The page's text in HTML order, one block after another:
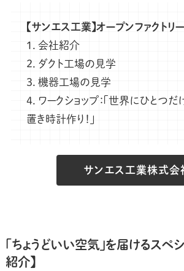
【サンエス工業】オープンファクトリ
1. 会社紹介
2. ダクト工場の見学
3. 機器工場の見学
4. ワークショップ：「世界にひとつだ
置き時計作り！」
サンエス工業株式会
「ちょうどいい空気」を届けるスペ
紹介】